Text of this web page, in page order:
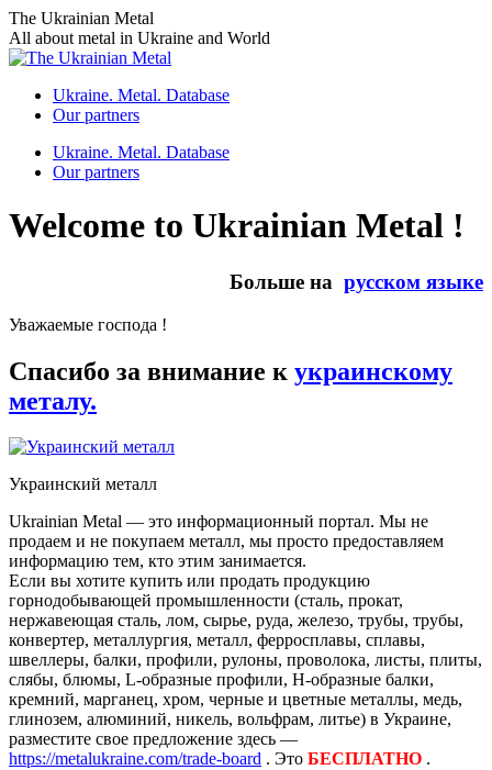
Skip
to
content
The Ukrainian Metal
All about metal in Ukraine and World
Ukraine. Metal. Database
Our partners
Ukraine. Metal. Database
Our partners
Welcome to Ukrainian Metal !
Больше на русском языке
Уважаемые господа !
Спасибо за внимание к украинскому
металу.
Украинский металл
Ukrainian Metal — это информационный портал. Мы не
продаем и не покупаем металл, мы просто предоставляем
информацию тем, кто этим занимается.
Если вы хотите купить или продать продукцию
горнодобывающей промышленности (сталь, прокат,
нержавеющая сталь, лом, сырье, руда, железо, трубы, трубы,
конвертер, металлургия, металл, ферросплавы, сплавы,
швеллеры, балки, профили, рулоны, проволока, листы, плиты,
слябы, блюмы, L-образные профили, H-образные балки,
кремний, марганец, хром, черные и цветные металлы, медь,
глинозем, алюминий, никель, вольфрам, литье) в Украине,
разместите свое предложение здесь —
https://metalukraine.com/trade-board . Это БЕСПЛАТНО .